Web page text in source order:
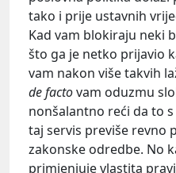
tako i prije ustavnih
Kad vam blokiraju neki
što ga je netko prijavio
vam nakon više takvih
de factovam oduzmu
nonšalantno reći da to
taj servis previše revno
zakonske odredbe. No
primjenjuje vlastita